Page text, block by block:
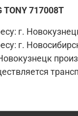
717008T
г.
г.